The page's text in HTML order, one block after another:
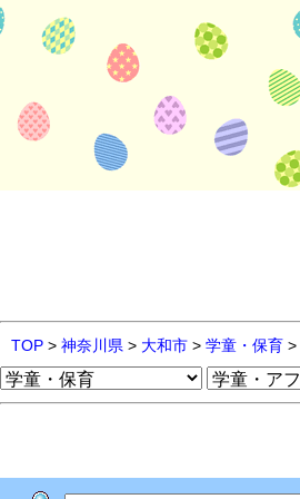
TOP > 神奈川県 > 大和市 > 学童・保育 >